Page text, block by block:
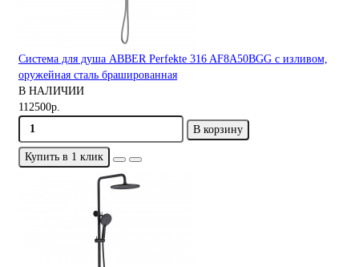
Система для душа ABBER Perfekte 316 AF8A50BGG с изливом,
оружейная сталь брашированная
В НАЛИЧИИ
112500р.
В корзину
Купить в 1 клик